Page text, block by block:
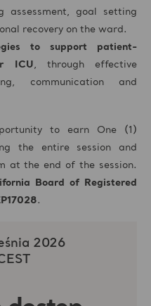
assessment, goal setting
recovery on the ward.
to support patient-
ICU , through effective
communication and
to earn One (1)
the entire session and
at the end of the session.
Board of Registered
.
2026